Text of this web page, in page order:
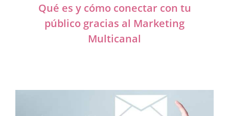
Qué es y cómo conectar con tu
público gracias al Marketing
Multicanal